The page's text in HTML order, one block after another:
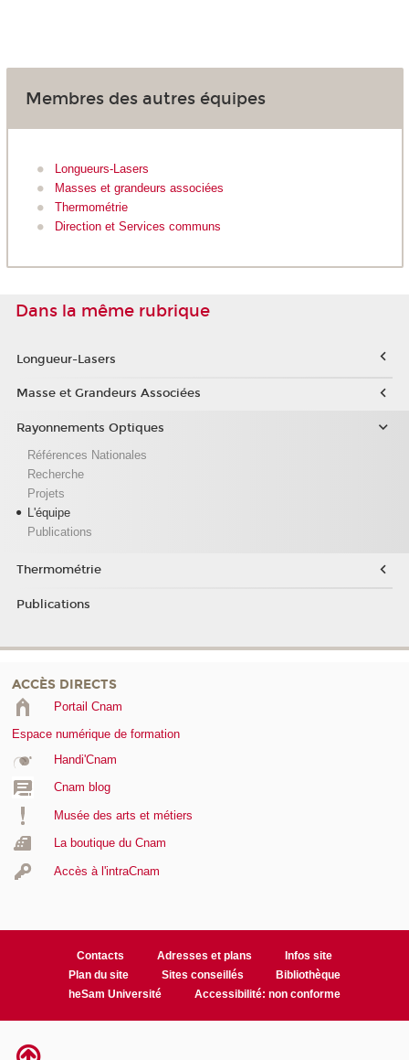
Membres des autres équipes
Longueurs-Lasers
Masses et grandeurs associées
Thermométrie
Direction et Services communs
Dans la même rubrique
Longueur-Lasers
Masse et Grandeurs Associées
Rayonnements Optiques
Références Nationales
Recherche
Projets
L'équipe
Publications
Thermométrie
Publications
ACCÈS DIRECTS
Portail Cnam
Espace numérique de formation
Handi'Cnam
Cnam blog
Musée des arts et métiers
La boutique du Cnam
Accès à l'intraCnam
Contacts Adresses et plans
Infos site
Plan du site
Sites conseillés
Bibliothèque
heSam Université
Accessibilité: non conforme